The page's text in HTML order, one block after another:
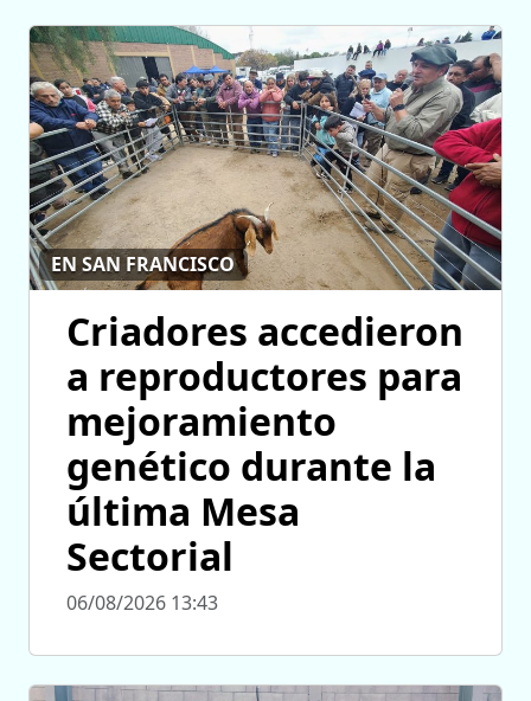
EN SAN FRANCISCO
Criadores accedieron
a reproductores para
mejoramiento
genético durante la
última Mesa
Sectorial
06/08/2026 13:43